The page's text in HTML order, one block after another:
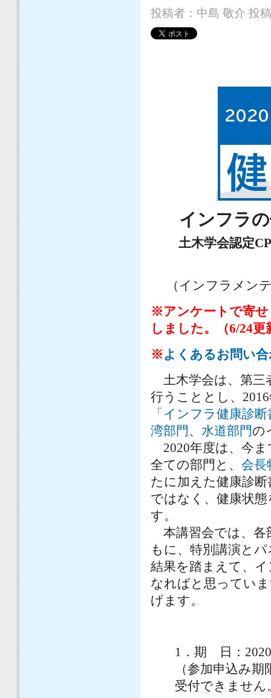
投稿者： 中島 敬介 投
インフラ
土木学会認定
（インフラメン
※アンケートで寄せ
しました。（6/24更
※よくあるお問い
土木学会は、第三
行うこととし、
「インフラ健康診
湾部門 、 水道部門の
2020年度は、今ま
全ての部門と、 会長
たに加えた健康診
ではなく、健康状
す。
本講習会では、各
もに、特別講演と
結果を踏まえて、
なればと思ってい
げます。
1．期 日：
（参加申込み
受付できません